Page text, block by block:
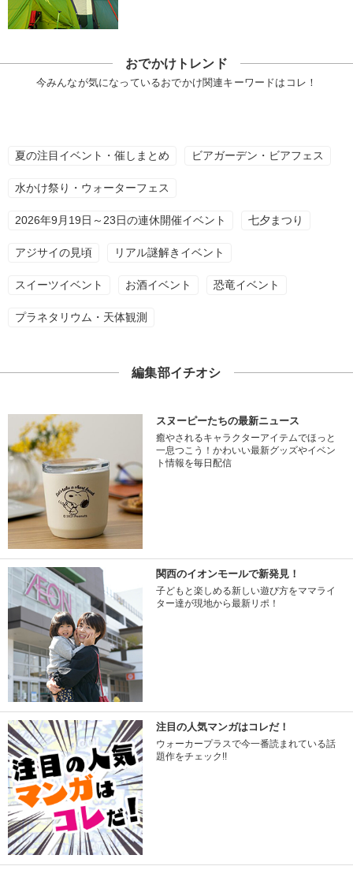
おでかけトレンド
今みんなが気になっているおでかけ関連キーワードはコレ！
夏の注目イベント・催しまとめ ビアガーデン・ビアフェス
水かけ祭り・ウォーターフェス
2026年9月19日～23日の連休開催イベント 七夕まつり
アジサイの見頃 リアル謎解きイベント
スイーツイベント お酒イベント 恐竜イベント
プラネタリウム・天体観測
編集部イチオシ
スヌーピーたちの最新ニュース
癒やされるキャラクターアイテムでほっと
一息つこう！かわいい最新グッズやイベン
ト情報を毎日配信
関西のイオンモールで新発見！
子どもと楽しめる新しい遊び方をママライ
ター達が現地から最新リポ！
注目の人気マンガはコレだ！
ウォーカープラスで今一番読まれている話
題作をチェック!!